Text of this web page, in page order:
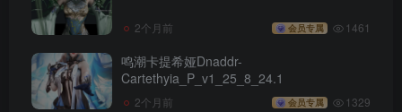
2个月前 会员专属 1461
鸣潮卡提希娅Dnaddr-
Cartethyia_P_v1_25_8_24.1
2个月前 会员专属 1329